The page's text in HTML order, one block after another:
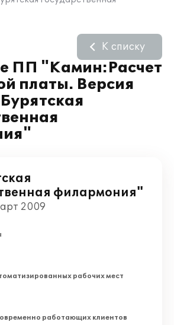
ПП "Камин:Расчет
платы. Версия
К списку
филармония"
2009
рабочих мест
работающих клиентов